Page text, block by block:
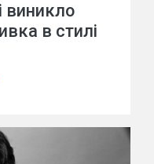
виникло
в стилі